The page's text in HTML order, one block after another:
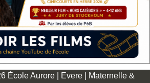
École Aurore | Evere | Maternelle &